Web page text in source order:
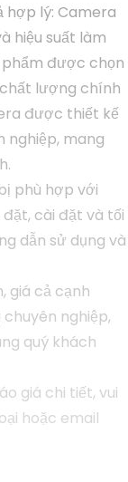
hợp lý: Camera
hiệu suất làm
được chọn
lượng chính
được thiết kế
nghiệp, mang
phù hợp với
cài đặt và tối
dẫn sử dụng và
giá cả cạnh
nghiệp,
quý khách
giá chi tiết, vui
hoặc email